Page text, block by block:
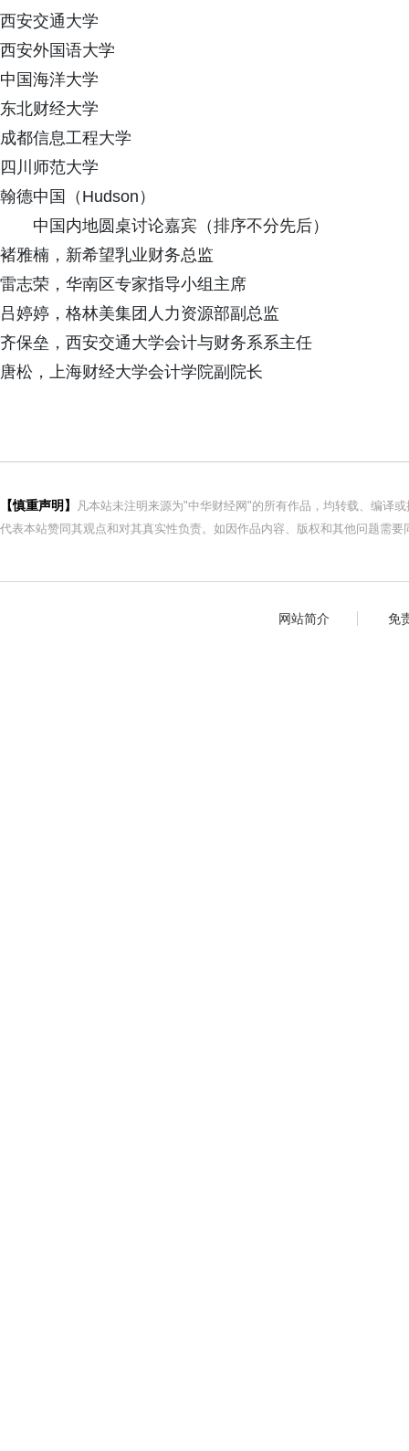
西安交通大学
西安外国语大学
中国海洋大学
东北财经大学
成都信息工程大学
四川师范大学
翰德中国（Hudson）
中国内地圆桌讨论嘉宾（排序不分先后）
褚雅楠，新希望乳业财务总监
雷志荣，华南区专家指导小组主席
吕婷婷，格林美集团人力资源部副总监
齐保垒，西安交通大学会计与财务系系主任
唐松，上海财经大学会计学院副院长
【慎重声明】
凡本站未注明来源为"中华财经网"的所有作品，均转载、编译
代表本站赞同其观点和对其真实性负责。如因作品内容、版权和其他问题需
网站简介 免